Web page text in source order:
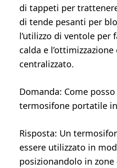
di tappeti per
di tende pesanti per
l’utilizzo di ventole per
calda e
centralizzato.
Domanda: Come
termosifone portatile
Risposta: Un
essere utilizzato in
posizionandolo in